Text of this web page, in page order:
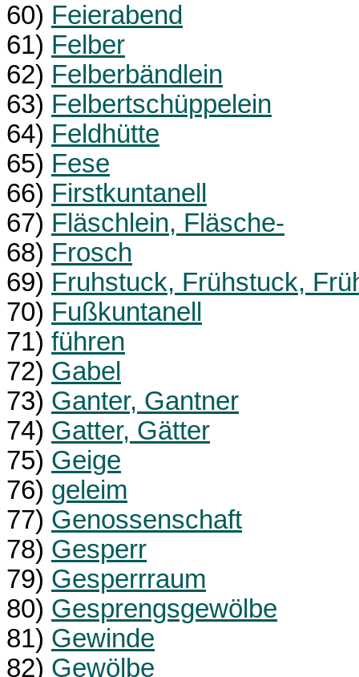
60) Feierabend
61) Felber
62) Felberbändlein
63) Felbertschüppelein
64) Feldhütte
65) Fese
66) Firstkuntanell
67) Fläschlein, Fläsche-
68) Frosch
69) Fruhstuck, Frühstuck,
70) Fußkuntanell
71) führen
72) Gabel
73) Ganter, Gantner
74) Gatter, Gätter
75) Geige
76) geleim
77) Genossenschaft
78) Gesperr
79) Gesperrraum
80) Gesprengsgewölbe
81) Gewinde
82) Gewölbe